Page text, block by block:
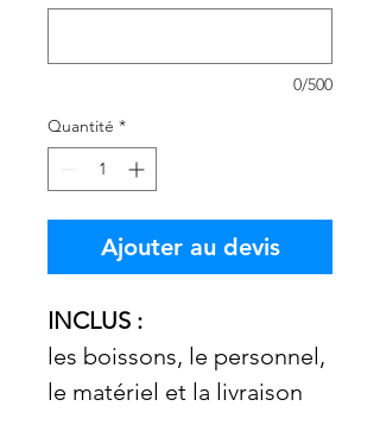
0/500
Quantité *
Ajouter au devis
INCLUS :
les boissons, le personnel,
le matériel et la livraison